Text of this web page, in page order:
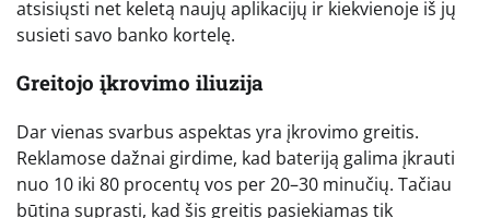
atsisiųsti net keletą naujų aplikacijų ir kiekvienoje iš jų
susieti savo banko kortelę.
Greitojo įkrovimo iliuzija
Dar vienas svarbus aspektas yra įkrovimo greitis.
Reklamose dažnai girdime, kad bateriją galima įkrauti
nuo 10 iki 80 procentų vos per 20–30 minučių. Tačiau
būtina suprasti, kad šis greitis pasiekiamas tik